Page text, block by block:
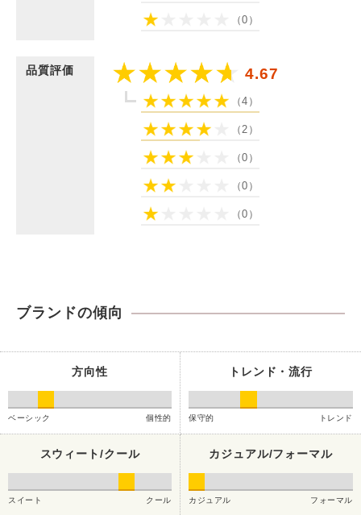
（0）
品質評価 4.67
（4）
（2）
（0）
（0）
（0）
ブランドの傾向
方向性
ベーシック 個性的
トレンド・流行
保守的 トレンド
スウィート/クール
スイート クール
カジュアル/フォーマル
カジュアル フォーマル